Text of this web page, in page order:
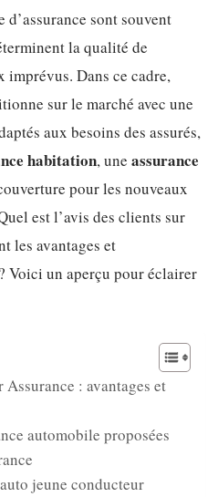
d’assurance sont souvent
la qualité de
imprévus. Dans ce cadre,
sur le marché avec une
aux besoins des assurés,
habitation, une assurance
pour les nouveaux
est l’avis des clients sur
les avantages et
Voici un aperçu pour éclairer
: avantages et
automobile proposées
jeune conducteur